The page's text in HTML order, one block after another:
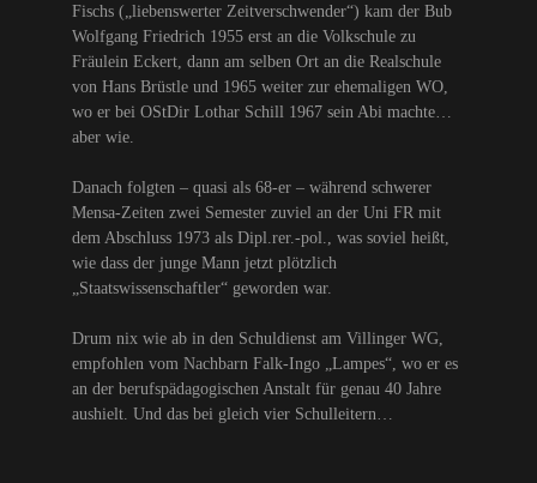
Fischs („liebenswerter Zeitverschwender“) kam der Bub
Wolfgang Friedrich 1955 erst an die Volkschule zu
Fräulein Eckert, dann am selben Ort an die Realschule
von Hans Brüstle und 1965 weiter zur ehemaligen WO,
wo er bei OStDir Lothar Schill 1967 sein Abi machte…
aber wie.
Danach folgten – quasi als 68-er – während schwerer
Mensa-Zeiten zwei Semester zuviel an der Uni FR mit
dem Abschluss 1973 als Dipl.rer.-pol., was soviel heißt,
wie dass der junge Mann jetzt plötzlich
„Staatswissenschaftler“ geworden war.
Drum nix wie ab in den Schuldienst am Villinger WG,
empfohlen vom Nachbarn Falk-Ingo „Lampes“, wo er es
an der berufspädagogischen Anstalt für genau 40 Jahre
aushielt. Und das bei gleich vier Schulleitern…